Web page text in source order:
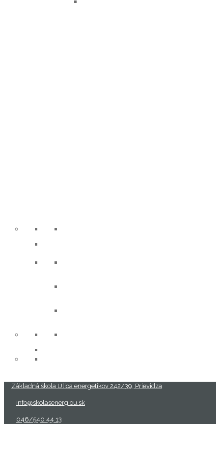
Základná škola Ulica energetikov 242/39, Prievidza
info@skolasenergiou.sk
046/540 44 13